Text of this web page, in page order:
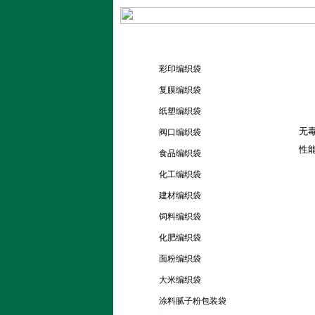
彩印编织袋
复膜编织袋
纸塑编织袋
阀口编织袋
食品编织袋
化工编织袋
建材编织袋
饲料编织袋
化肥编织袋
面粉编织袋
大米编织袋
涂料腻子粉包装袋
无
性